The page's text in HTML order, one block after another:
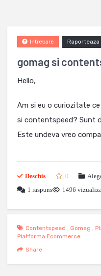
gomag si
Raporteaza
Intrebare
Hello,
Am si eu o curiozitate
si contentspeed? Sunt
Este undeva vreo
Deschis 0
1 raspuns
1496
Contentspeed , Gomag ,
Platforma Ecommerce
Share